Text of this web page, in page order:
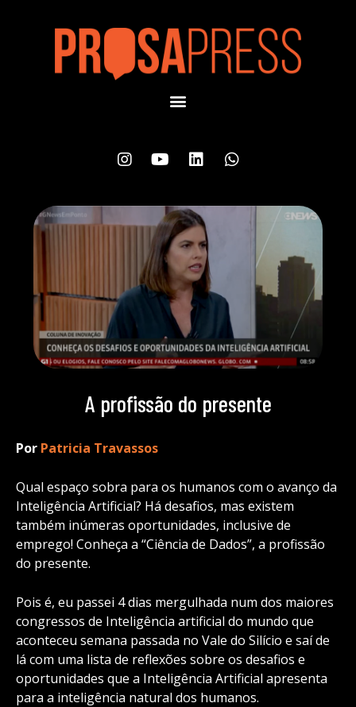
A profissão do presente
Por Patricia Travassos
Qual espaço sobra para os humanos com o avanço da
Inteligência Artificial? Há desafios, mas existem
também inúmeras oportunidades, inclusive de
emprego! Conheça a “Ciência de Dados”, a profissão
do presente.
Pois é, eu passei 4 dias mergulhada num dos maiores
congressos de Inteligência artificial do mundo que
aconteceu semana passada no Vale do Silício e saí de
lá com uma lista de reflexões sobre os desafios e
oportunidades que a Inteligência Artificial apresenta
para a inteligência natural dos humanos.